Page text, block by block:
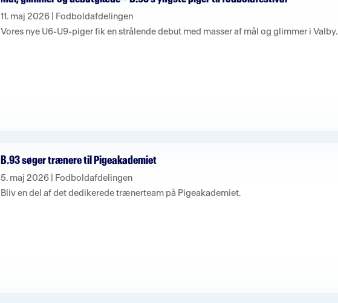
11. maj 2026
Fodboldafdelingen
Vores nye U6-U9-piger fik en strålende debut med masser af mål og glimmer i Valby.
B.93 søger trænere til Pigeakademiet
5. maj 2026
Fodboldafdelingen
Bliv en del af det dedikerede trænerteam på Pigeakademiet.